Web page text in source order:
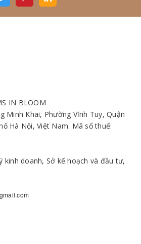
IN BLOOM
Minh Khai, Phường Vĩnh Tuy, Quận
Hà Nội, Việt Nam. Mã số thuế:
kinh doanh, Sở kế hoạch và đầu tư,